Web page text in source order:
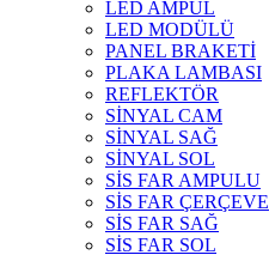
LED AMPUL
LED MODÜLÜ
PANEL BRAKETİ
PLAKA LAMBASI
REFLEKTÖR
SİNYAL CAM
SİNYAL SAĞ
SİNYAL SOL
SİS FAR AMPULU
SİS FAR ÇERÇEVE
SİS FAR SAĞ
SİS FAR SOL